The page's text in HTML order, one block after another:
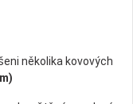
několika kovových